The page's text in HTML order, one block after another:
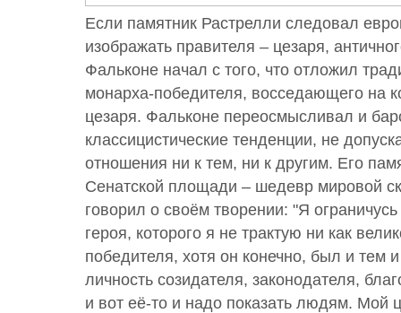
Если памятник Растрелли следовал
изображать правителя – цезаря,
Фальконе начал с того, что отложил
монарха-победителя, восседающего на
цезаря. Фальконе переосмысливал и
классицистические тенденции, не
отношения ни к тем, ни к другим. Его
Сенатской площади – шедевр мировой
говорил о своём творении: "Я ограничусь
героя, которого я не трактую ни как
победителя, хотя он конечно, был и тем
личность созидателя, законодателя,
и вот её-то и надо показать людям. Мой